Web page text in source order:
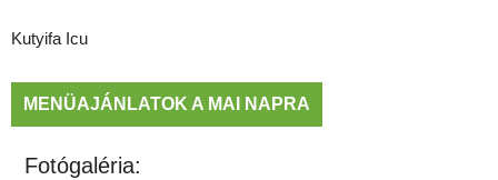
Kutyifa Icu
MENÜAJÁNLATOK A MAI NAPRA
Fotógaléria: